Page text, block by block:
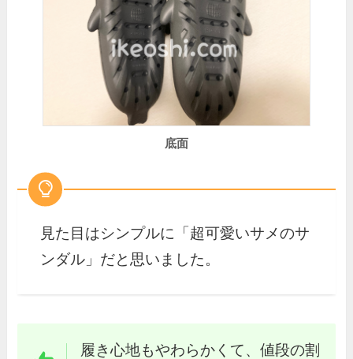
底面
見た目はシンプルに「超可愛いサメのサ
ンダル」だと思いました。
履き心地もやわらかくて、値段の割